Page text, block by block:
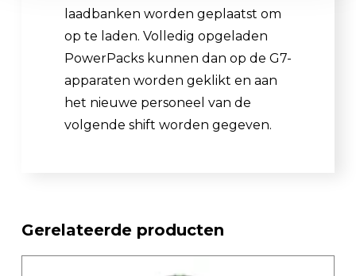
laadbanken worden geplaatst om
op te laden. Volledig opgeladen
PowerPacks kunnen dan op de G7-
apparaten worden geklikt en aan
het nieuwe personeel van de
volgende shift worden gegeven.
Gerelateerde producten